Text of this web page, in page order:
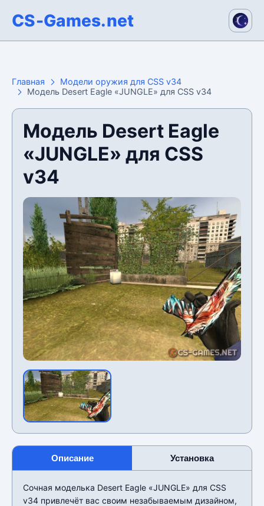
CS-Games.net
Главная
Модели оружия для CSS v34
Модель Desert Eagle «JUNGLE» для CSS v34
Модель Desert Eagle
«JUNGLE» для CSS
v34
Описание Установка
Сочная моделька Desert Eagle «JUNGLE» для CSS
v34 привлечёт вас своим незабываемым дизайном,